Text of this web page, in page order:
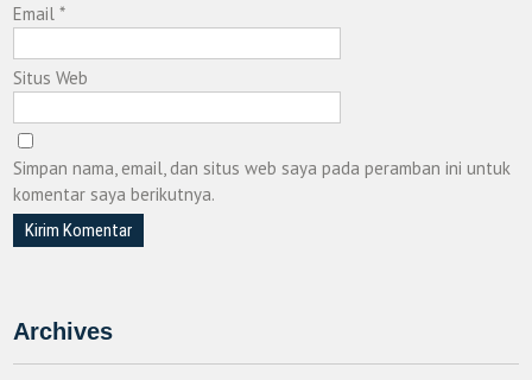
Email*
Situs Web
Simpan nama, email, dan situs web saya pada peramban ini untuk
komentar saya berikutnya.
Archives